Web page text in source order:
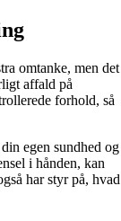
omtanke, men det
affald på
forhold, så
egen sundhed og
i hånden, kan
har styr på, hvad